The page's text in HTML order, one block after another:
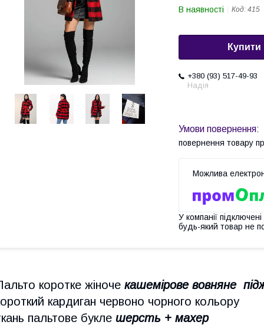
В наявності Код: 415
Купити
+380 (93) 517-49-93
Надія
повернення товару
У компанії
будь-який товар не
коротке жіноче кашемірове вовняне
кардиган червоно чорного кольору
пальтове букле шерсть + махер